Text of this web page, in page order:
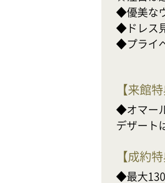
◆優美な
◆ドレス
◆プライ
【来館
◆オマー
デザート
【成約
◆最大